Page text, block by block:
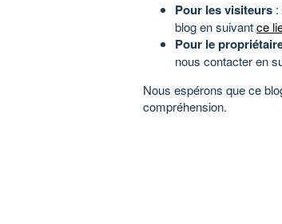
Pour les visiteurs
blog en suivantce
Pour le
nous contacter en
Nous espérons que ce
compréhension.